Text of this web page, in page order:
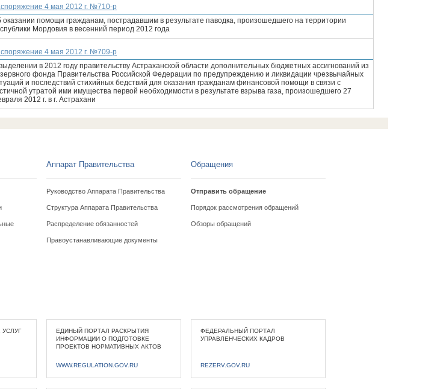
4 мая 2012 г. №710-р
оказании помощи гражданам, пострадавшим в результате паводка, произошедшего на территории
Мордовия в весенний период 2012 года
4 мая 2012 г. №709-р
в 2012 году правительству Астраханской области дополнительных бюджетных ассигнований из
фонда Правительства Российской Федерации по предупреждению и ликвидации чрезвычайных
и последствий стихийных бедствий для оказания гражданам финансовой помощи в связи с
утратой ими имущества первой необходимости в результате взрыва газа, произошедшего 27
2012 г. в г. Астрахани
Аппарат Правительства
Руководство Аппарата Правительства
Структура Аппарата Правительства
Распределение обязанностей
Правоустанавливающие документы
Обращения
Отправить обращение
Порядок рассмотрения обращений
Обзоры обращений
ЕДИНЫЙ ПОРТАЛ РАСКРЫТИЯ
ИНФОРМАЦИИ О ПОДГОТОВКЕ
ПРОЕКТОВ НОРМАТИВНЫХ АКТОВ
WWW.REGULATION.GOV.RU
ФЕДЕРАЛЬНЫЙ ПОРТАЛ
УПРАВЛЕНЧЕСКИХ КАДРОВ
REZERV.GOV.RU